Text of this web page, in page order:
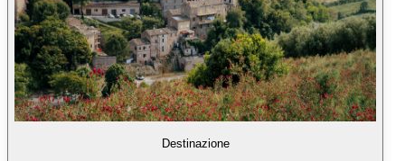
Destinazione